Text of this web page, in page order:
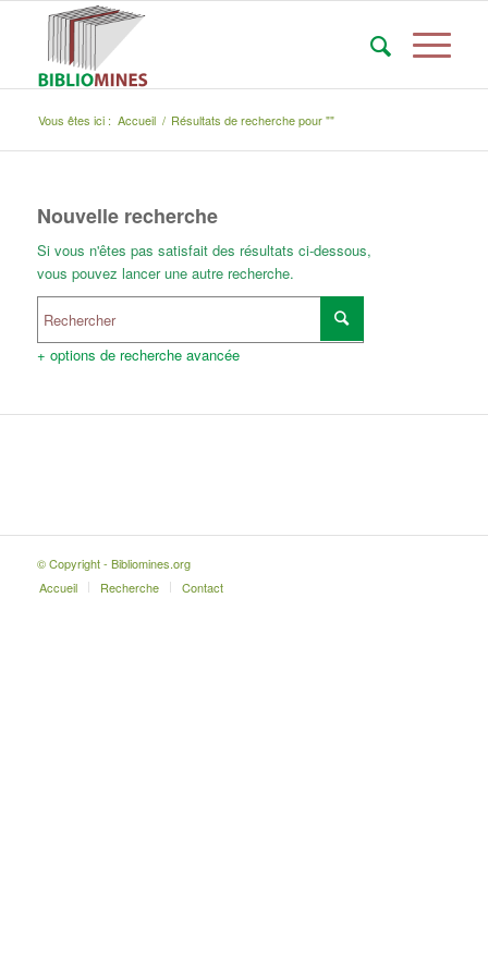
Vous êtes ici : Accueil / Résultats de recherche pour ""
Nouvelle recherche
Si vous n'êtes pas satisfait des résultats ci-dessous,
vous pouvez lancer une autre recherche.
+ options de recherche avancée
© Copyright - Bibliomines.org
Accueil
Recherche Contact